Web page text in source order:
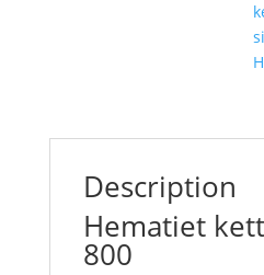
Description
Hematiet
800